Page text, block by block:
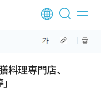
料理専門店、